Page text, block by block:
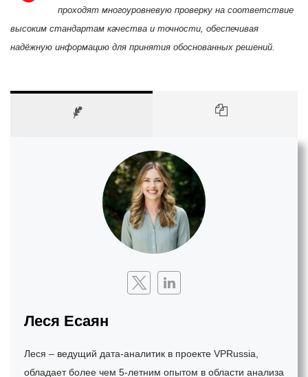
проходят многоуровневую проверку на соответствие
высоким стандартам качества и точности, обеспечивая
надёжную информацию для принятия обоснованных решений.
Леся Есаян
Леся – ведущий дата-аналитик в проекте VPRussia,
обладает более чем 5-летним опытом в области анализа